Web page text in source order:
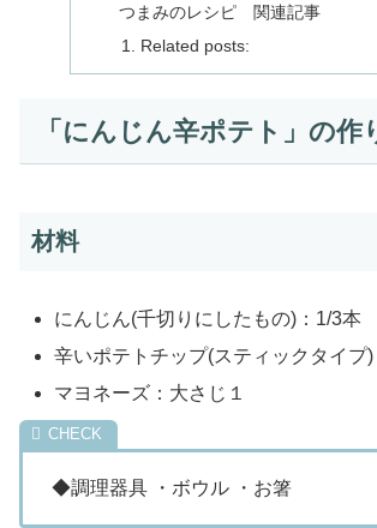
つまみのレシピ 関連記事
Related posts:
「にんじん辛ポテト」の作
材料
にんじん(千切りにしたもの)：1/3本
辛いポテトチップ(スティックタイプ)
マヨネーズ：大さじ１
◆調理器具 ・ボウル ・お箸